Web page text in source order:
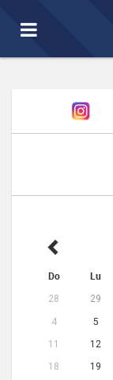
Toggle
navigation
Do Lu
28 29
4 5
11
12
18
19